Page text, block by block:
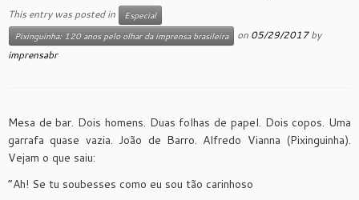
This entry was posted in
Especial
Pixinguinha: 120 anos pelo olhar da imprensa brasileira
on 05/29/2017 by
imprensabr
Mesa de bar. Dois homens. Duas folhas de papel. Dois copos. Uma
garrafa quase vazia. João de Barro. Alfredo Vianna (Pixinguinha).
Vejam o que saiu:
“Ah! Se tu soubesses como eu sou tão carinhoso